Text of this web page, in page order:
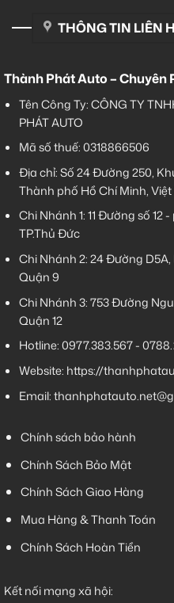
THÔNG TIN LIÊN
Thành Phát Auto – Chuyên
Tên Công Ty: CÔNG TY
PHÁT AUTO
Mã số thuế: 0318866506
Địa chỉ: Số 24 Đường 250,
Thành phố Hồ Chí Minh,
Chi Nhánh 1:11 Đường số 12
TP.Thủ Đức
Chi Nhánh 2:24 Đường D5A,
Quận 9
Chi Nhánh 3:753 Đường
Quận 12
Hotline:0977.383.567-
Website: https://
Email:
Chính sách bảo hành
Chính Sách Bảo Mật
Chính Sách Giao Hàng
Mua Hàng & Thanh Toán
Chính Sách Hoàn Tiền
Kết nối mạng xã hội: